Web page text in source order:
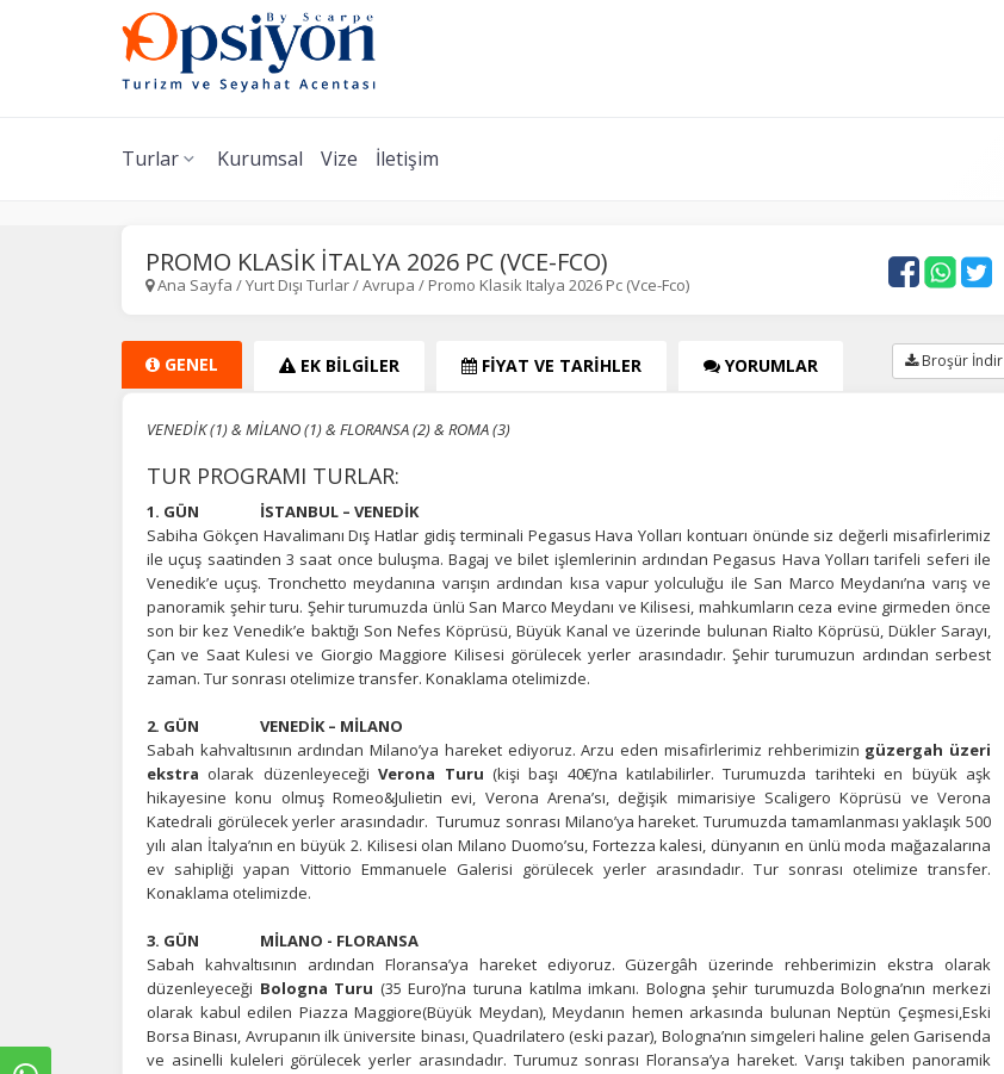
Turlar Kurumsal Vize İletişim
PROMO KLASİK İTALYA 2026 PC (VCE-FCO)
Ana Sayfa /Yurt Dışı Turlar/Avrupa / Promo Klasik Italya 2026 Pc (Vce-Fco)
GENEL EK BİLGİLER FİYAT VE TARİHLER YORUMLAR Broşür İndir
VENEDİK (1) & MİLANO (1) & FLORANSA (2) & ROMA (3)
TUR PROGRAMI TURLAR:
1. GÜN İSTANBUL – VENEDİK
Sabiha Gökçen Havalimanı Dış Hatlar gidiş terminali Pegasus Hava Yolları kontuarı önünde siz değerli misafirlerimiz
ile uçuş saatinden 3 saat once buluşma. Bagaj ve bilet işlemlerinin ardından Pegasus Hava Yolları tarifeli seferi ile
Venedik’e uçuş. Tronchetto meydanına varışın ardından kısa vapur yolculuğu ile San Marco Meydanı’na varış ve
panoramik şehir turu. Şehir turumuzda ünlü San Marco Meydanı ve Kilisesi, mahkumların ceza evine girmeden önce
son bir kez Venedik’e baktığı Son Nefes Köprüsü, Büyük Kanal ve üzerinde bulunan Rialto Köprüsü, Dükler Sarayı,
Çan ve Saat Kulesi ve Giorgio Maggiore Kilisesi görülecek yerler arasındadır. Şehir turumuzun ardından serbest
zaman. Tur sonrası otelimize transfer. Konaklama otelimizde.
2. GÜN VENEDİK – MİLANO
Sabah kahvaltısının ardından Milano’ya hareket ediyoruz. Arzu eden misafirlerimiz rehberimizin güzergah üzeri
ekstra olarak düzenleyeceğiVerona Turu (kişi başı 40€)’na katılabilirler. Turumuzda tarihteki en büyük aşk
hikayesine konu olmuş Romeo&Julietin evi, Verona Arena’sı, değişik mimarisiye Scaligero Köprüsü ve Verona
Katedrali görülecek yerler arasındadır. Turumuz sonrası Milano’ya hareket. Turumuzda tamamlanması yaklaşık 500
yılı alan İtalya’nın en büyük 2. Kilisesi olan Milano Duomo’su, Fortezza kalesi, dünyanın en ünlü moda mağazalarına
ev sahipliği yapan Vittorio Emmanuele Galerisi görülecek yerler arasındadır. Tur sonrası otelimize transfer.
Konaklama otelimizde.
3. GÜN MİLANO - FLORANSA
Sabah kahvaltısının ardından Floransa’ya hareket ediyoruz. Güzergâh üzerinde rehberimizin ekstra olarak
düzenleyeceği Bologna Turu (35 Euro)’na turuna katılma imkanı. Bologna şehir turumuzda Bologna’nın merkezi
olarak kabul edilen Piazza Maggiore(Büyük Meydan), Meydanın hemen arkasında bulunan Neptün Çeşmesi,Eski
Borsa Binası, Avrupanın ilk üniversite binası, Quadrilatero (eski pazar), Bologna’nın simgeleri haline gelen Garisenda
ve asinelli kuleleri görülecek yerler arasındadır. Turumuz sonrası Floransa’ya hareket. Varışı takiben panoramik